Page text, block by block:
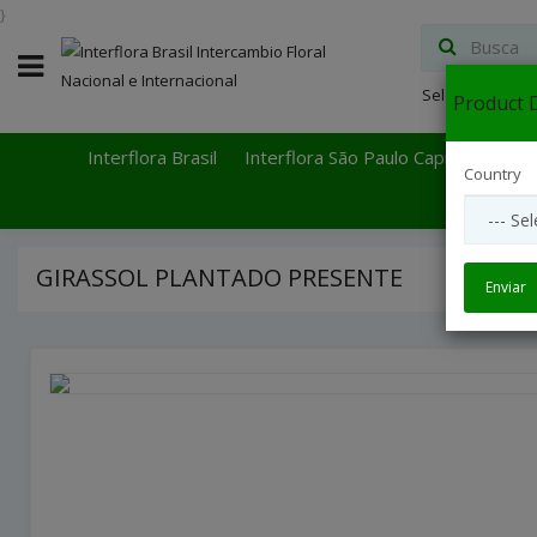
Select
Interflora Brasil Interflora São Paulo Capital
GIRASSOL PLANTADO PRESENTE
}
Product
Country
Enviar